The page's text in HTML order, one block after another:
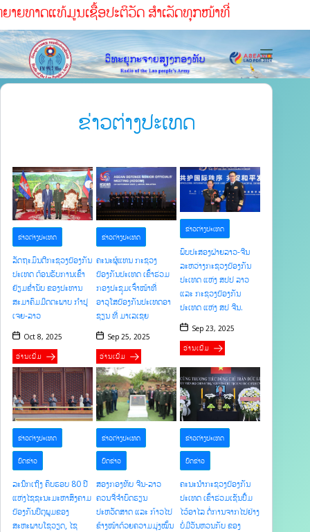
ຍທາດແທ້ມູນເຊື້ອປະຕິວັດ ສໍາເລັດທຸກໜ້າທ່ີ
ຂ່າວຕ່າງປະເທດ
ຂ່າວຕ່າງປະເທດ
ລັດຖະມົນຕີກະຊວງປ້ອງກັນ
ປະເທດ ຕ້ອນຮັບການເຂົ້າ
ຢ້ຽມຂໍ່ານັບ ຂອງປະທານ
ສະມາຄົມມິດຕະພາບ ກໍາປູ
ເຈຍ-ລາວ
Oct 8, 2025
ອ່ານເພີ່ມ
ຂ່າວຕ່າງປະເທດ
ຄະນະຜູ້ແທນ ກະຊວງ
ປ້ອງກັນປະເທດ ເຂົ້າຮ່ວມ
ກອງປະຊຸມເຈົ້າໜ້າທີ່
ອາວຸໂສປ້ອງກັນປະເທດອາ
ຊຽນ ທີ່ ມາເລເຊຍ
Sep 25, 2025
ອ່ານເພີ່ມ
ຂ່າວຕ່າງປະເທດ
ພົບປະສອງຝ່າຍລາວ-ຈີນ
ລະຫວ່າງກະຊວງປ້ອງກັນ
ປະເທດ ແຫ່ງ ສປປ ລາວ
ແລະ ກະຊວງປ້ອງກັນ
ປະເທດ ແຫ່ງ ສປ ຈີນ.
Sep 23, 2025
ອ່ານເພີ່ມ
ຂ່າວຕ່າງປະເທດ
ບົດຂ່າວ
ລະນຶກເຖິງ ຄົບຮອບ 80 ປີ
ແຫ່ງໄຊຊະນະມະຫາສົງຄາມ
ປ້ອງກັນປິຕຸພູມຂອງ
ສະຫະພາບໂຊວຽດ, ໄຊ
ຂ່າວຕ່າງປະເທດ
ບົດຂ່າວ
ສອງກອງທັບ ຈີນ-ລາວ
ຄວນຈື່ຈໍາບົດຮຽນ
ປະຫວັດສາດ ແລະ ກ້າວໄປ
ຂ້າງໜ້າດ້ວຍຄວາມມຸ່ງໝັ້ນ
ຂ່າວຕ່າງປະເທດ
ບົດຂ່າວ
ຄະນະນໍາກະຊວງປ້ອງກັນ
ປະເທດ ເຂົ້າຮ່ວມເຊັນປຶ້ມ
ໄວ້ອາໄລ ຕໍ່ການຈາກໄປຢ່າງ
ບໍ່ມີວັນຫວນກັບ ຂອງ